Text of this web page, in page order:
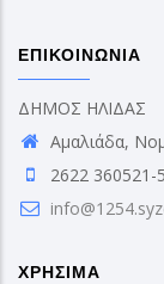
ΕΠΙΚΟΙΝΩΝΙΑ
ΔΗΜΟΣ ΗΛΙΔΑΣ
Αμαλιάδα,
2622 360521-
ΧΡΗΣΙΜΑ